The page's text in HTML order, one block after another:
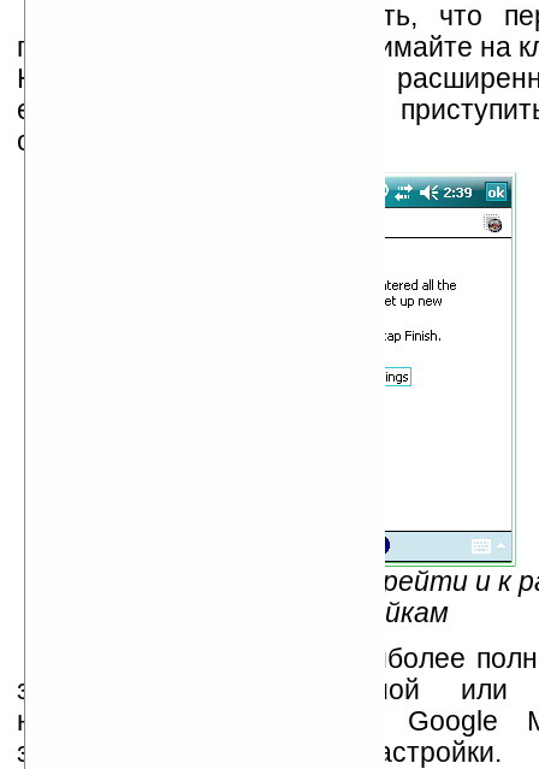
На этом можно считать, что
подготовка завершена. Нажимайте на
Не ставьте галку напротив
если хотите сразу же
сообщений.
Рис.12 — Теперь можно перейти и к
настройкам
Для тех, кто идет по наиболее
знакомства с программой или
настройки, например, от Google
заглянуть в расширенные настройки.